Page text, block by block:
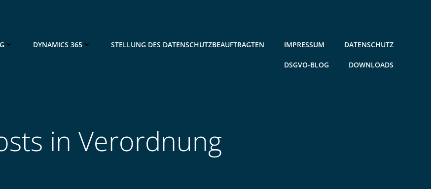
DYNAMICS 365 STELLUNG DES DATENSCHUTZBEAUFTRAGTEN IMPRESSUM DATENSCHUTZ
DSGVO-BLOG DOWNLOADS
in Verordnung